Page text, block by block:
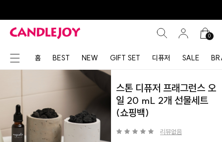
0
홈 BEST NEW GIFT SET 디퓨저 SALE
스톤 디퓨저 프래그런스 오
일 20 mL 2개 선물세트
(쇼핑백)
리뷰없음